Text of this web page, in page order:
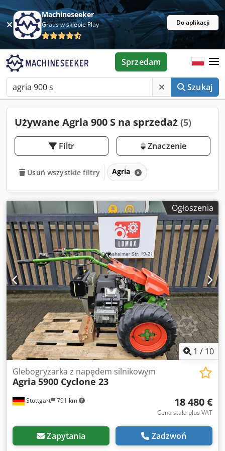
Machineseeker
Gratis w sklepie Play Do aplikacji
Szukaj
Sprzedam
Używane Agria 900 S na sprzedaż (5)
Filtr Znaczenie
Usuń wszystkie filtry Agria
Ogłoszenia
1 / 10
Stuttgart 791 km
Glebogryzarka z napędem silnikowym
Agria 5900 Cyclone 23
18 480 €
Cena stała plus VAT
Zapytania Zadzwoń